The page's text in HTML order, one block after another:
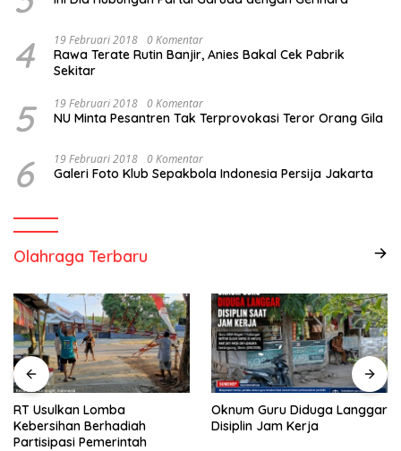
4 19 Februari 2018 0 Komentar
Rawa Terate Rutin Banjir, Anies Bakal Cek Pabrik
Sekitar
5 19 Februari 2018 0 Komentar
NU Minta Pesantren Tak Terprovokasi Teror Orang Gila
6 19 Februari 2018 0 Komentar
Galeri Foto Klub Sepakbola Indonesia Persija Jakarta
Olahraga Terbaru
RT Usulkan Lomba
Kebersihan Berhadiah
Partisipasi Pemerintah
Oknum Guru Diduga Langgar
Disiplin Jam Kerja